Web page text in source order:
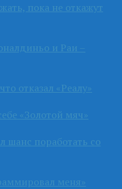
пока не откажут
и Раи –
отказал «Реалу»
«Золотой мяч»
шанс поработать со
меня»